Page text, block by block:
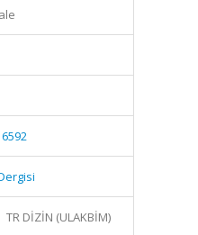
TR DİZİN (ULAKBİM)